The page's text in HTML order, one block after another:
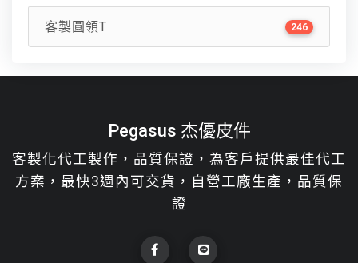
客製圓領T 246
Pegasus 杰優皮件
客製化代工製作，品質保證，為客戶提供最佳代工
方案，最快3週內可交貨，自營工廠生產，品質保
證